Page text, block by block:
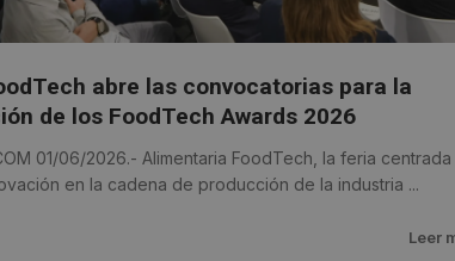
abre las convocatorias para la
de los FoodTech Awards 2026
01/06/2026.- Alimentaria FoodTech, la feria centrada
en la cadena de producción de la industria ...
Leer